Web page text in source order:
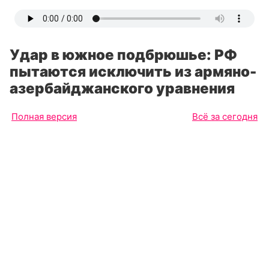
Удар в южное подбрюшье: РФ
пытаются исключить из армяно-
азербайджанского уравнения
Полная версия Всё за сегодня